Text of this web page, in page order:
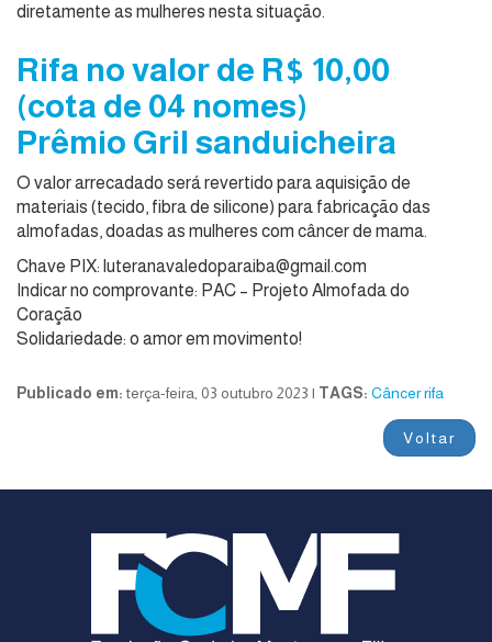
diretamente as mulheres nesta situação.
Rifa no valor de R$ 10,00
(cota de 04 nomes)
Prêmio Gril sanduicheira
O valor arrecadado será revertido para aquisição de
materiais (tecido, fibra de silicone) para fabricação das
almofadas, doadas as mulheres com câncer de mama.
Chave PIX: luteranavaledoparaiba@gmail.com
Indicar no comprovante: PAC – Projeto Almofada do
Coração
Solidariedade: o amor em movimento!
Publicado em:terça-feira, 03 outubro 2023 | TAGS: Câncerrifa
Voltar